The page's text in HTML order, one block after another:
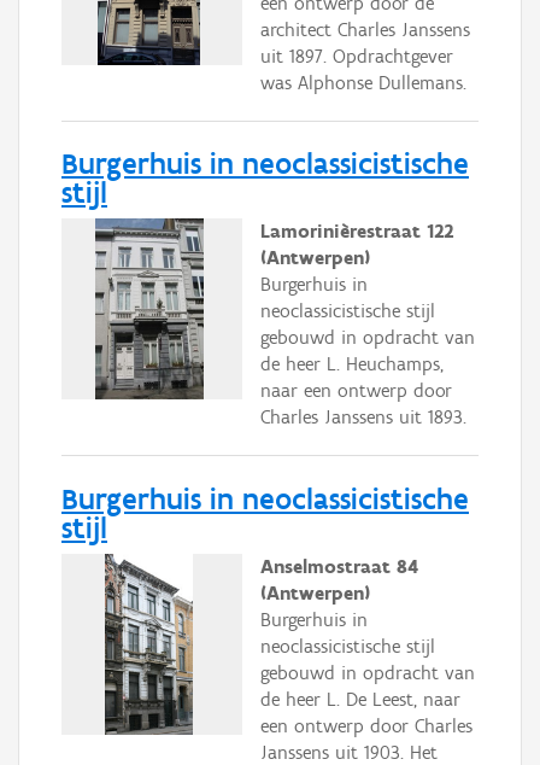
architect Charles Janssens
uit 1897. Opdrachtgever
was Alphonse Dullemans.
Burgerhuis in neoclassicistische
stijl
Lamorinièrestraat 122
(Antwerpen)
Burgerhuis in
neoclassicistische stijl
gebouwd in opdracht van
de heer L. Heuchamps,
naar een ontwerp door
Charles Janssens uit 1893.
Burgerhuis in neoclassicistische
stijl
Anselmostraat 84
(Antwerpen)
Burgerhuis in
neoclassicistische stijl
gebouwd in opdracht van
de heer L. De Leest, naar
een ontwerp door Charles
Janssens uit 1903. Het